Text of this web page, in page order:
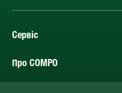
Сервіс
Про COMPO